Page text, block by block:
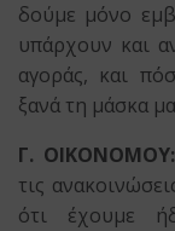
δούμε μόνο
υπάρχουν και
αγοράς, και
ξανά τη μάσκα
Γ. ΟΙΚΟΝΟΜΟΥ:
τις
ότι έχουμε